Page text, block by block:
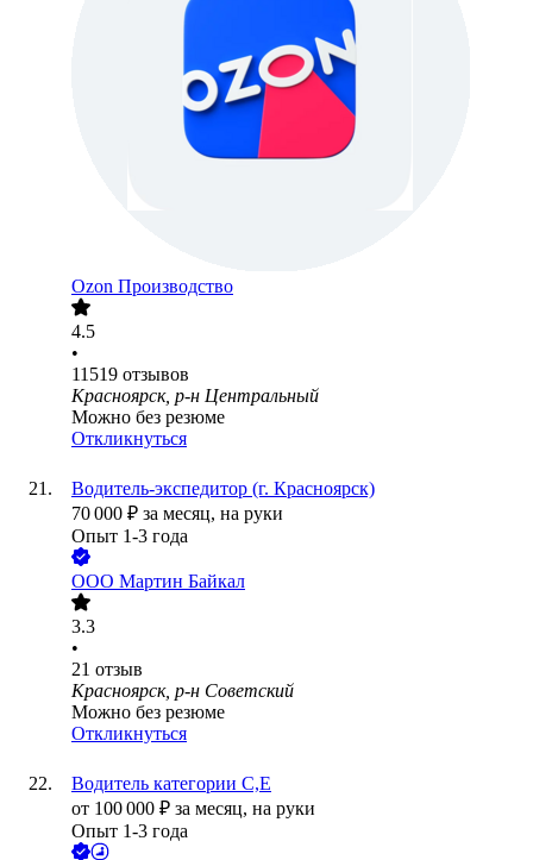
Ozon Производство
4.5
•
11519 отзывов
Красноярск, р-н Центральный
Можно без резюме
Откликнуться
Водитель-экспедитор (г. Красноярск)
70 000 ₽ за месяц, на руки
Опыт 1-3 года
ООО Мартин Байкал
3.3
•
21 отзыв
Красноярск, р-н Советский
Можно без резюме
Откликнуться
Водитель категории С,Е
от 100 000 ₽ за месяц, на руки
Опыт 1-3 года